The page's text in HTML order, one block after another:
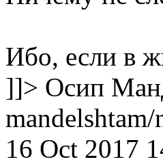
Ибо, если в
]]> Осип
16 Oct 2017